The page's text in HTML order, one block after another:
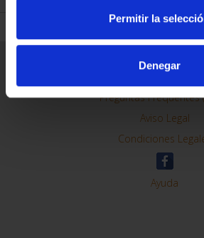
Permitir la
Denegar
Información
Preguntas Frequentes
Aviso Legal
Condiciones
Ayuda